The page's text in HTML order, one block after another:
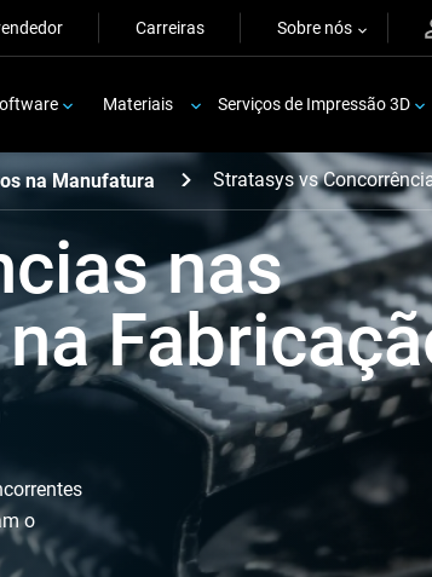
Carreiras Sobre nós
Materiais Serviços de Impressão 3D
na Manufatura Stratasys vs
nas
o